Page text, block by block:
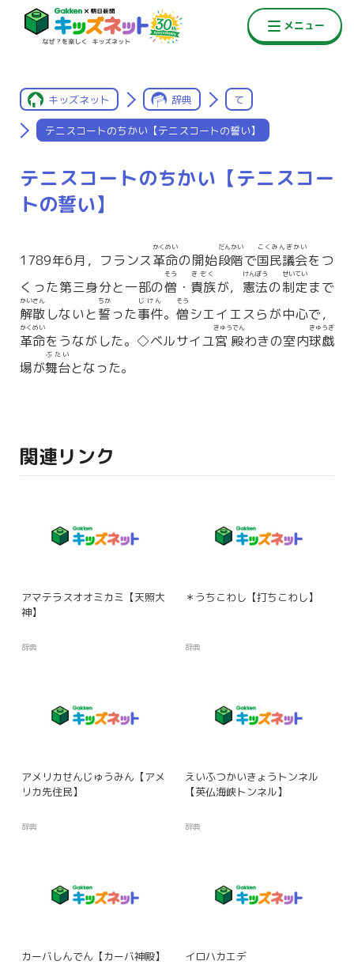
キッズネット 辞典 て
テニスコートのちかい【テニスコートの誓い】
テニスコートのちかい【テニスコー
トの誓い】
1789年6月，フランス革命
かくめい
の開始段階
だんかい
で国民議会
こくみんぎかい
をつ
くった第三身分と一部の僧
そう
・ 貴族
きぞく
が， 憲法
けんぽう
の制定
せいてい
まで
解散
かいさん
しないと誓
ちか
った事件
じけん
。 僧
そう
シエイエスらが中心で，
革命
かくめい
をうながした。◇ベルサイユ宮殿
きゅうでん
わきの室内球戯
きゅうぎ
場が舞台
ぶたい
となった。
関連リンク
アマテラスオオミカミ【天照大
神】
辞典
＊うちこわし【打ちこわし】
辞典
アメリカせんじゅうみん【アメ
リカ先住民】
辞典
えいふつかいきょうトンネル
【英仏海峡トンネル】
辞典
カーバしんでん【カーバ神殿】 イロハカエデ